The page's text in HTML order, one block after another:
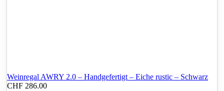
Weinregal AWRY 2.0 – Handgefertigt – Eiche rustic – Schwarz
CHF 286.00